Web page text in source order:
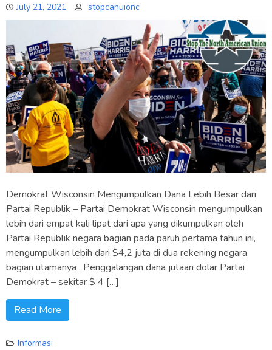
July 21, 2021 stopcanuionc
Demokrat Wisconsin Mengumpulkan Dana Lebih Besar dari
Partai Republik – Partai Demokrat Wisconsin mengumpulkan
lebih dari empat kali lipat dari apa yang dikumpulkan oleh
Partai Republik negara bagian pada paruh pertama tahun ini,
mengumpulkan lebih dari $4,2 juta di dua rekening negara
bagian utamanya . Penggalangan dana jutaan dolar Partai
Demokrat – sekitar $ 4 […]
Read More
Informasi